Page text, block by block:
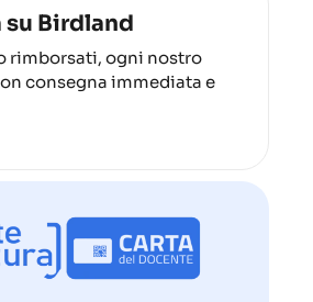
Birdland
rimborsati, ogni nostro
consegna immediata e